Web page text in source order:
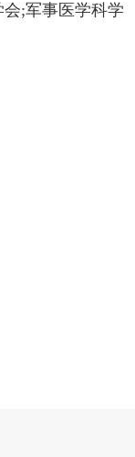
;军事医学科学